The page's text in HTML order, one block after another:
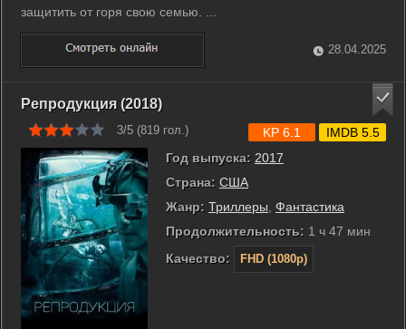
защитить от горя свою семью. ...
28.04.2025
Репродукция (2018)
3/5 (819 гол.)
Год выпуска: 2017
Страна: США
Жанр: Триллеры Фантастика
Продолжительность: 1 ч 47 мин
Качество:
FHD (1080p)
KP 6.1 IMDB 5.5